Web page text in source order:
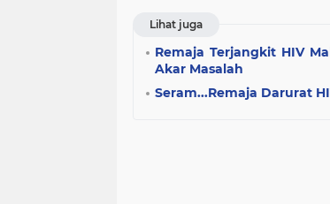
Lihat juga
Remaja Terjangkit HIV
Akar Masalah
Seram...Remaja Darurat